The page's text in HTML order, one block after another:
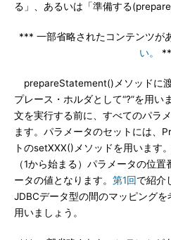
る」、あるいは「準備する
*** 一部省略されたコンテンツが
い。
prepareStatement()メソッドに
プレース・ホルダとして“?”を用い
文を実行する前に、すべてのパラ
ます。パラメータのセットには、
トのsetXXX()メソッドを用います
（1から始まる）パラメータの位
ータの値となります。 第1回で紹介
JDBCデータ型の間のマッピング
用いましょう。